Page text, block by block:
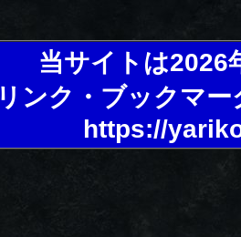
当サイトは2026
リンク・ブックマ
https://